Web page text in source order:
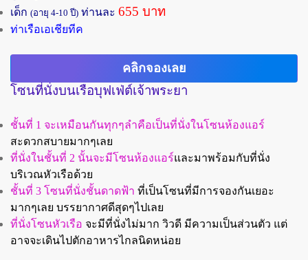
เด็ก (อายุ 4-10 ปี) ท่านละ 655 บาท
ท่าเรือเอเชียทีค
คลิกจองเลย
โซนที่นั่งบนเรือบุฟเฟ่ต์เจ้าพระยา
ชั้นที่ 1 จะเหมือนกันทุกๆลำคือเป็นที่นั่งในโซนห้องแอร์
สะดวกสบายมากๆเลย
ที่นั่งในชั้นที่ 2 นั้นจะมีโซนห้องแอร์และมาพร้อมกับที่นั่ง
บริเวณหัวเรือด้วย
ชั้นที่ 3 โซนที่นั่งชั้นดาดฟ้า ที่เป็นโซนที่มีการจองกันเยอะ
มากๆเลย บรรยากาศดีสุดๆไปเลย
ที่นั่งโซนหัวเรือ จะมีที่นั่งไม่มาก วิวดี มีความเป็นส่วนตัว แต่
อาจจะเดินไปตักอาหารไกลนิดหน่อย